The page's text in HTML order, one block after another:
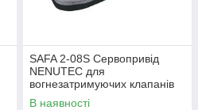
SAFA 2-08S Сервопривід
NENUTEC для
вогнезатримуючих клапанів
без термодатчика 8Nm 230v
В наявності